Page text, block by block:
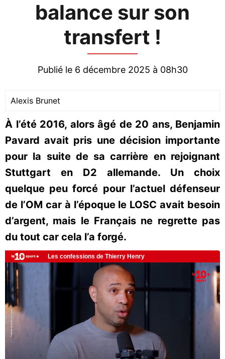
balance sur son
transfert !
Publié le 6 décembre 2025 à 08h30
Alexis Brunet
À l’été 2016, alors âgé de 20 ans, Benjamin
Pavard avait pris une décision importante
pour la suite de sa carrière en rejoignant
Stuttgart en D2 allemande. Un choix
quelque peu forcé pour l’actuel défenseur
de l’OM car à l’époque le LOSC avait besoin
d’argent, mais le Français ne regrette pas
du tout car cela l’a forgé.